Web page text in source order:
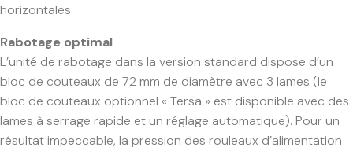
horizontales.
Rabotage optimal
L’unité de rabotage dans la version standard dispose d’un
bloc de couteaux de 72 mm de diamètre avec 3 lames (le
bloc de couteaux optionnel « Tersa » est disponible avec des
lames à serrage rapide et un réglage automatique). Pour un
résultat impeccable, la pression des rouleaux d’alimentation